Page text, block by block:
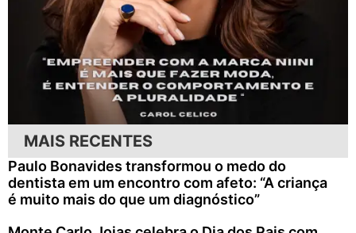
MAIS RECENTES
Paulo Bonavides transformou o medo do
dentista em um encontro com afeto: “A criança
é muito mais do que um diagnóstico”